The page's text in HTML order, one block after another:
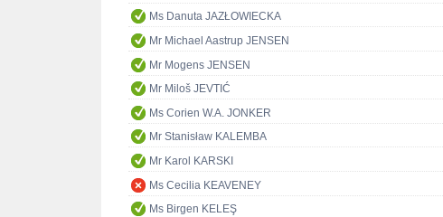
Ms Danuta JAZŁOWIECKA
Mr Michael Aastrup JENSEN
Mr Mogens JENSEN
Mr Miloš JEVTIĆ
Ms Corien W.A. JONKER
Mr Stanisław KALEMBA
Mr Karol KARSKI
Ms Cecilia KEAVENEY
Ms Birgen KELEŞ